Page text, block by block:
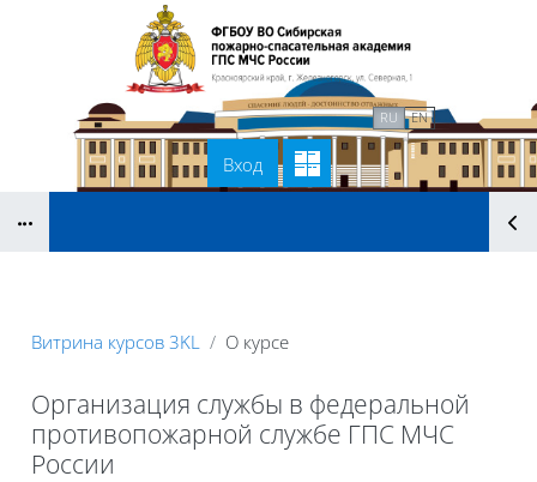
Перейти к основному содержанию
Вход
В начало Связаться с нами RU EN
Витрина курсов 3KL О курсе
Организация службы в федеральной
противопожарной службе ГПС МЧС
России